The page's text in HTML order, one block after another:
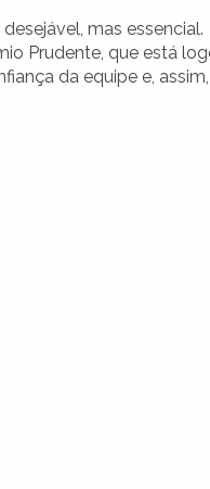
mas essencial.
Prudente, que está
da equipe e, assim,